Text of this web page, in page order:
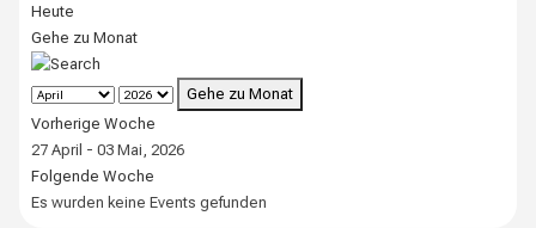
Heute
Gehe zu Monat
Gehe zu Monat
Vorherige Woche
27 April - 03 Mai, 2026
Folgende Woche
Es wurden keine Events gefunden